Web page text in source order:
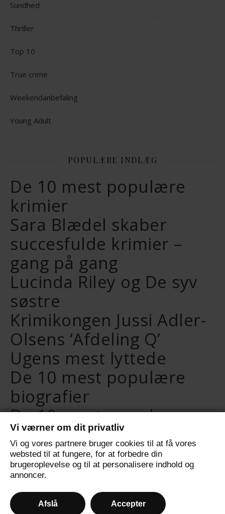
Vi værner om dit privatliv
Vi og vores partnere bruger cookies til at få vores
websted til at fungere, for at forbedre din
brugeroplevelse og til at personalisere indhold og
annoncer.
Afslå Accepter
Sundhed
Thriller
Top 10
True crime
Weekendanbefaling
Young Adult
POPULÆRE INDLÆG
De 10 mest populære
krimier
Sara Blædel skaber
succesfulde krimier –
gang på gang
Lucinda Riley og De syv
søstre
Krimikongen Jussi Adler-
Olsens ‘Afdeling Q’
Ugens mest lyttede
De 10 mest populære
biografier
De 10 mest populære
selvudviklingsbøger
De 10 mest populære
fantasybøger